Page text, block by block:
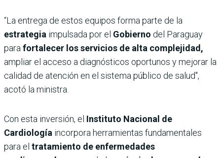
“La entrega de estos equipos forma parte de la
estrategia impulsada por el Gobierno del Paraguay
para fortalecer los servicios de alta complejidad,
ampliar el acceso a diagnósticos oportunos y mejorar la
calidad de atención en el sistema público de salud",
acotó la ministra.
Con esta inversión, el Instituto Nacional de
Cardiología incorpora herramientas fundamentales
para el tratamiento de enfermedades